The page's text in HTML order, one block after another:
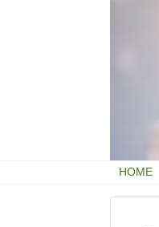
HOME